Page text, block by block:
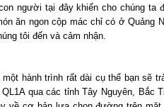
người tại đây khiến cho chúng ta
ăn ngon cộp mác chỉ có ở Quảng
tôi đến và cảm nhận.
hành trình rất dài cụ thể bạn sẽ
qua các tỉnh Tây Nguyên, Bắc